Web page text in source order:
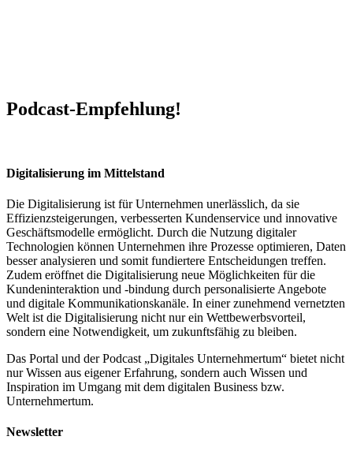
Podcast-Empfehlung!
Digitalisierung im Mittelstand
Die Digitalisierung ist für Unternehmen unerlässlich, da sie
Effizienzsteigerungen, verbesserten Kundenservice und innovative
Geschäftsmodelle ermöglicht. Durch die Nutzung digitaler
Technologien können Unternehmen ihre Prozesse optimieren, Daten
besser analysieren und somit fundiertere Entscheidungen treffen.
Zudem eröffnet die Digitalisierung neue Möglichkeiten für die
Kundeninteraktion und -bindung durch personalisierte Angebote
und digitale Kommunikationskanäle. In einer zunehmend vernetzten
Welt ist die Digitalisierung nicht nur ein Wettbewerbsvorteil,
sondern eine Notwendigkeit, um zukunftsfähig zu bleiben.
Das Portal und der Podcast „Digitales Unternehmertum“ bietet nicht
nur Wissen aus eigener Erfahrung, sondern auch Wissen und
Inspiration im Umgang mit dem digitalen Business bzw.
Unternehmertum.
Newsletter